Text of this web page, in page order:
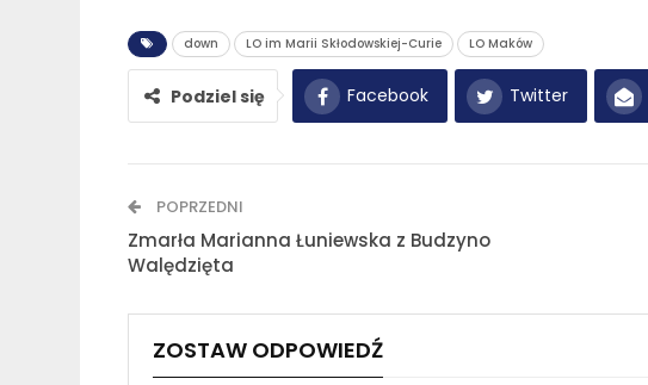
down LO im Marii Skłodowskiej-Curie LO Maków
Podziel się Facebook Twitter
POPRZEDNI
Zmarła Marianna Łuniewska z Budzyno
Walędzięta
ZOSTAW ODPOWIEDŹ